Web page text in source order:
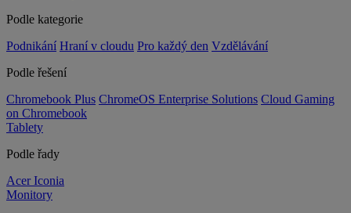
Podle kategorie
Podnikání Hraní v cloudu Pro každý den Vzdělávání
Podle řešení
Chromebook Plus ChromeOS Enterprise Solutions Cloud Gaming
on Chromebook
Tablety
Podle řady
Acer Iconia
Monitory